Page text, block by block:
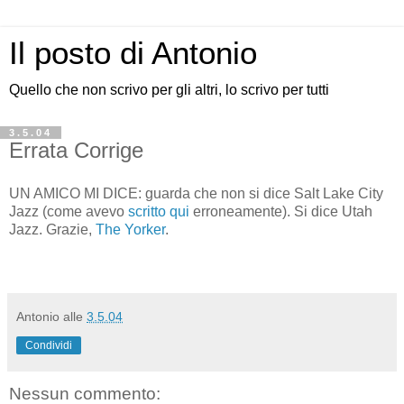
Il posto di Antonio
Quello che non scrivo per gli altri, lo scrivo per tutti
3.5.04
Errata Corrige
UN AMICO MI DICE: guarda che non si dice Salt Lake City
Jazz (come avevo scritto qui erroneamente). Si dice Utah
Jazz. Grazie, The Yorker.
Antonio alle 3.5.04
Condividi
Nessun commento: